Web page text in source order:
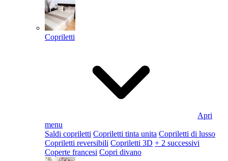
Copriletti
Apri
menu
Saldi copriletti Copriletti tinta unita Copriletti di lusso
Copriletti reversibili Copriletti 3D + 2 successivi
Coperte francesi Copri divano